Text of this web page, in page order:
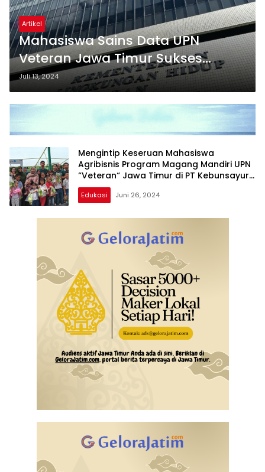
Artikel
Mahasiswa Sains Data UPN
Veteran Jawa Timur Sukses
Laksanakan Magang Mandiri di
Kementerian Lingkungan Hidup
dan Kehutanan
Juli 13, 2024
Mengintip Keseruan Mahasiswa
Agribisnis Program Magang Mandiri UPN
“Veteran“ Jawa Timur di PT Kebunsayur
Surabaya
Edukasi Juni 26, 2024